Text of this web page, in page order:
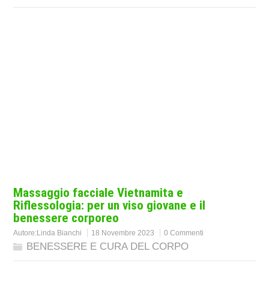
Massaggio facciale Vietnamita e
Riflessologia: per un viso giovane e il
benessere corporeo
Autore:Linda Bianchi 18 Novembre 2023 0 Commenti
BENESSERE E CURA DEL CORPO